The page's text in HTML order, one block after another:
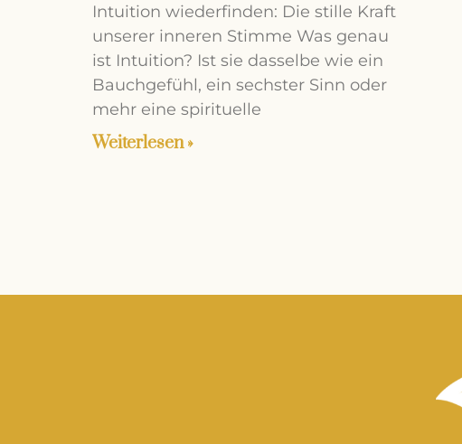
Intuition wiederfinden: Die stille Kraft
unserer inneren Stimme Was genau
ist Intuition? Ist sie dasselbe wie ein
Bauchgefühl, ein sechster Sinn oder
mehr eine spirituelle
Weiterlesen »